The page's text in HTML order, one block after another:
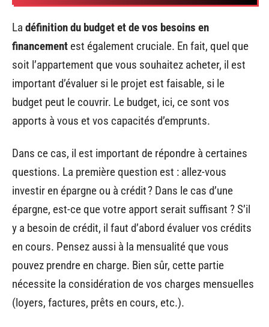
La définition du budget et de vos besoins en
financement est également cruciale. En fait, quel que
soit l’appartement que vous souhaitez acheter, il est
important d’évaluer si le projet est faisable, si le
budget peut le couvrir. Le budget, ici, ce sont vos
apports à vous et vos capacités d’emprunts.
Dans ce cas, il est important de répondre à certaines
questions. La première question est : allez-vous
investir en épargne ou à crédit ? Dans le cas d’une
épargne, est-ce que votre apport serait suffisant ? S’il
y a besoin de crédit, il faut d’abord évaluer vos crédits
en cours. Pensez aussi à la mensualité que vous
pouvez prendre en charge. Bien sûr, cette partie
nécessite la considération de vos charges mensuelles
(loyers, factures, prêts en cours, etc.).